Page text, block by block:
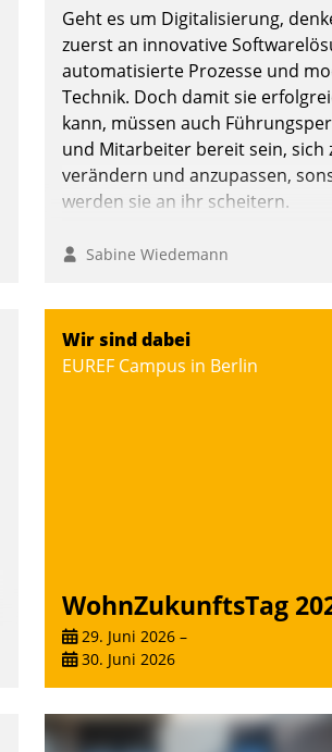
Cloudtechnologie, bewährte und
Partner sowie erstmals agile
Projektmethoden.
Nadja Hußmann
Geht es um Digitalisierung,
zuerst an innovative
automatisierte Prozesse und
Technik. Doch damit sie
kann, müssen auch
und Mitarbeiter bereit sein, sich
verändern und anzupassen,
werden sie an ihr scheitern.
Sabine Wiedemann
Wir sind dabei
EUREF Campus in Berlin
WohnZukunftsTag
29. Juni 2026 –
30. Juni 2026